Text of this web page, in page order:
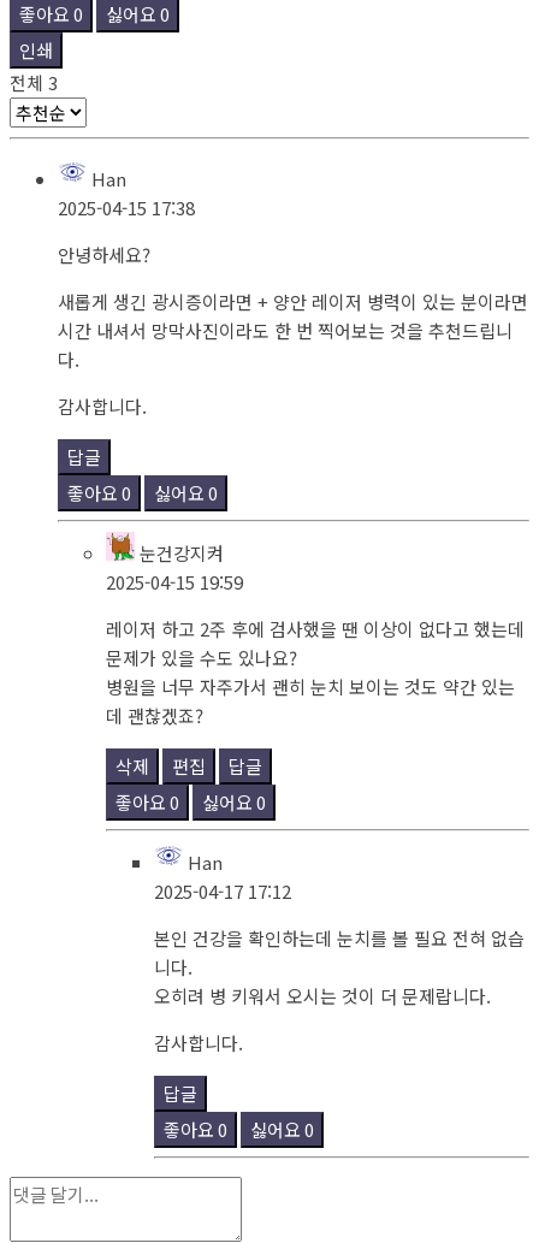
좋아요0 싫어요0
인쇄
전체 3
Han
2025-04-15 17:38
안녕하세요?
새롭게 생긴 광시증이라면 + 양안 레이저 병력이 있는 분이라면
시간 내셔서 망막사진이라도 한 번 찍어보는 것을 추천드립니
다.
감사합니다.
답글
좋아요0 싫어요0
눈건강지켜
2025-04-15 19:59
레이저 하고 2주 후에 검사했을 땐 이상이 없다고 했는데
문제가 있을 수도 있나요?
병원을 너무 자주가서 괜히 눈치 보이는 것도 약간 있는
데 괜찮겠죠?
삭제
편집
답글
좋아요0 싫어요0
Han
2025-04-17 17:12
본인 건강을 확인하는데 눈치를 볼 필요 전혀 없습
니다.
오히려 병 키워서 오시는 것이 더 문제랍니다.
감사합니다.
답글
좋아요0 싫어요0